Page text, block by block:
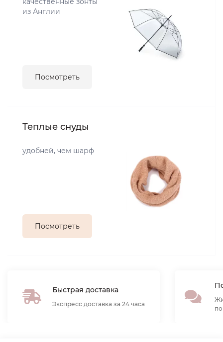
из Англии
Посмотреть
Теплые снуды
удобней, чем шарф
Посмотреть
Быстрая доставка
Экспресс доставка за 24 часа